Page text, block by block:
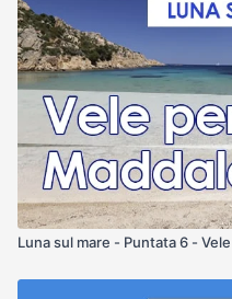
Luna sul mare - Puntata 6 -